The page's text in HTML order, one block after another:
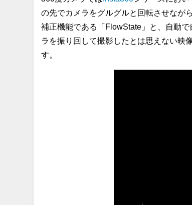
の先でカメラをグルグルと回転させなが
補正機能である「FlowState」と、自動
ラを振り回して撮影したとは思えない映
す。